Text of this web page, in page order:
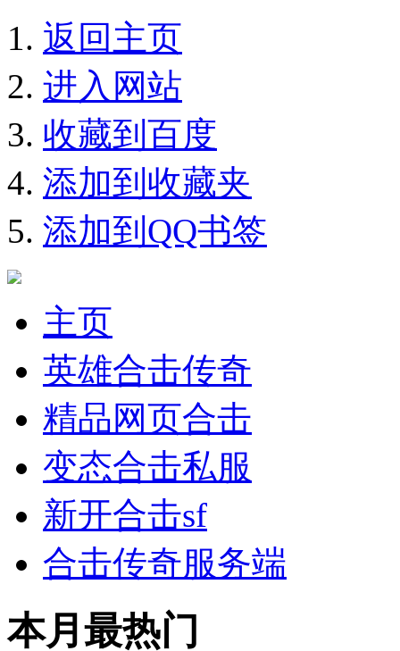
返回主页
进入网站
收藏到百度
添加到收藏夹
添加到QQ书签
主页
英雄合击传奇
精品网页合击
变态合击私服
新开合击sf
合击传奇服务端
本月最热门